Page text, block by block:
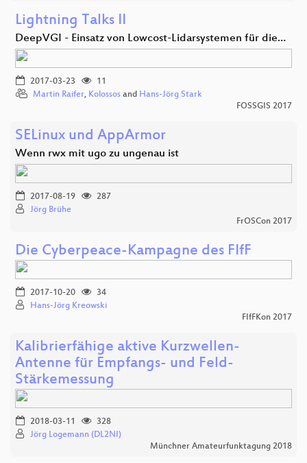
Lightning Talks II
DeepVGI - Einsatz von Lowcost-Lidarsystemen für die…
2017-03-23
11
Martin Raifer, Kolossos and Hans-Jörg Stark
FOSSGIS 2017
SELinux und AppArmor
Wenn rwx mit ugo zu ungenau ist
2017-08-19
287
Jörg Brühe
FrOSCon 2017
Die Cyberpeace-Kampagne des FIfF
2017-10-20
34
Hans-Jörg Kreowski
FIfFKon 2017
Kalibrierfähige aktive Kurzwellen-
Antenne für Empfangs- und Feld-
Stärkemessung
2018-03-11
328
Jörg Logemann (DL2NI)
Münchner Amateurfunktagung 2018